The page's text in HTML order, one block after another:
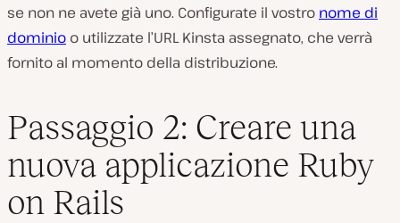
se non ne avete già uno. Configurate il vostro nome di
dominio o utilizzate l’URL Kinsta assegnato, che verrà
fornito al momento della distribuzione.
Passaggio 2: Creare una
nuova applicazione Ruby
on Rails